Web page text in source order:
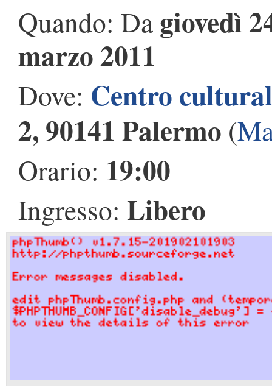
Quando: Dagiovedì
marzo 2011
Dove: Centro
2, 90141 Palermo (
Orario: 19:00
Ingresso: Libero